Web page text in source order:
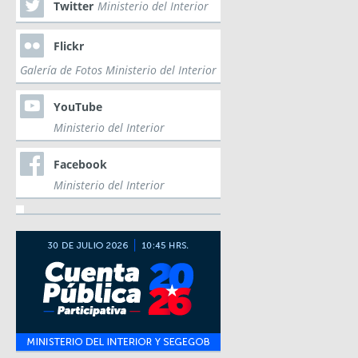
Twitter Ministerio del Interior
Flickr
Galería de Fotos Ministerio del Interior
YouTube
Ministerio del Interior
Facebook
Ministerio del Interior